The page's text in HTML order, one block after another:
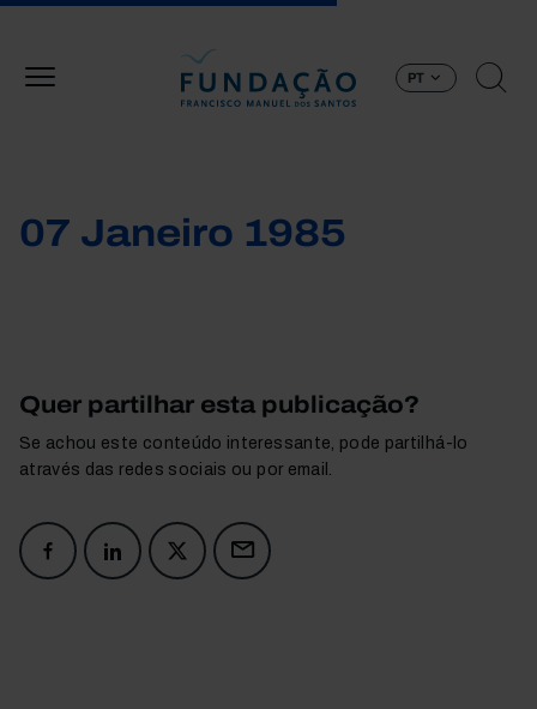
PT
07 Janeiro 1985
Quer partilhar esta publicação?
Se achou este conteúdo interessante, pode partilhá-lo
através das redes sociais ou por email.